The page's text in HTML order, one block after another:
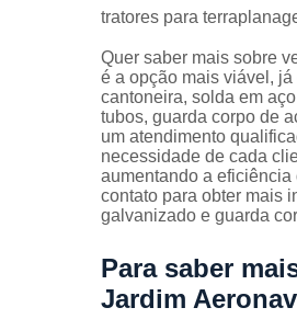
tratores para
Quer saber mais sobre
é a opção mais viável,
cantoneira, solda em
tubos, guarda corpo de
um atendimento
necessidade de cada
aumentando a eficiência
contato para obter mais
galvanizado e guarda
Para saber
Jardim